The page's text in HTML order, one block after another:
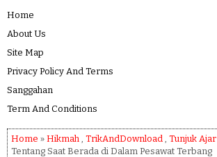
Home
About Us
Site Map
Privacy Policy And Terms
Sanggahan
Term And Conditions
Home » Hikmah , TrikAndDownload , Tunjuk Ajar
Tentang Saat Berada di Dalam Pesawat Terbang